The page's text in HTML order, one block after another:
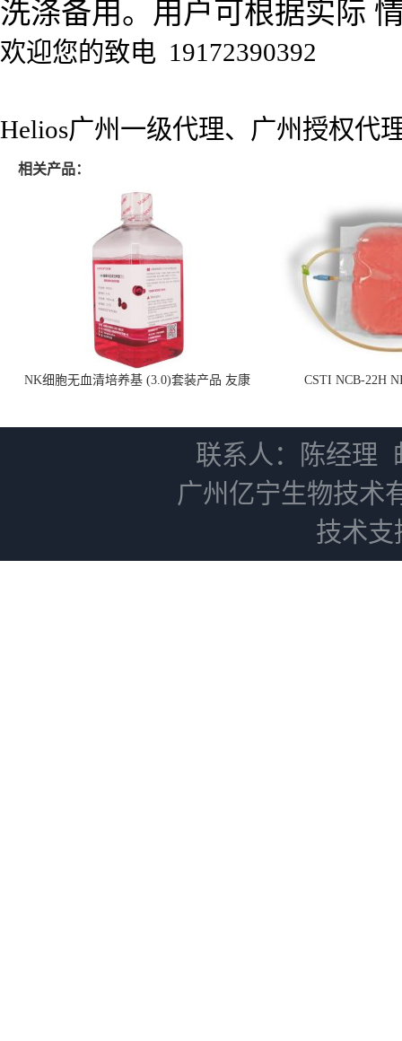
洗涤备用。用户可根据实际
欢迎您的致电 19172390392
Helios广州一级代理、广州授权代
相关产品：
NK细胞无血清培养基 (3.0)套装产品 友康
CSTI NCB-22H
联系人：陈经理
广州亿宁生物技术
技术